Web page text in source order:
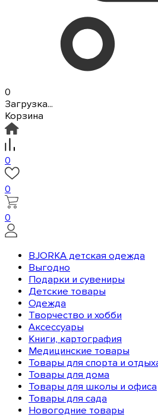
0
Загрузка...
Корзина
0
0
0
BJORKA детская одежда
Выгодно
Подарки и сувениры
Детские товары
Одежда
Творчество и хобби
Аксессуары
Книги, картография
Медицинские товары
Товары для спорта и
Товары для дома
Товары для школы и офиса
Товары для сада
Новогодние товары